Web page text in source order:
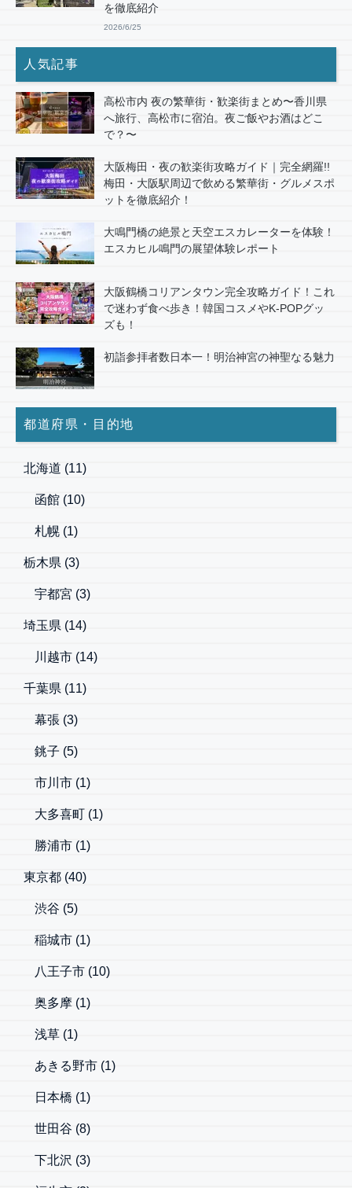
を徹底紹介
2026/6/25
人気記事
高松市内 夜の繁華街・歓楽街まとめ〜香川県
へ旅行、高松市に宿泊。夜ご飯やお酒はどこ
で？〜
大阪梅田・夜の歓楽街攻略ガイド｜完全網羅!!
梅田・大阪駅周辺で飲める繁華街・グルメスポ
ットを徹底紹介！
大鳴門橋の絶景と天空エスカレーターを体験！
エスカヒル鳴門の展望体験レポート
大阪鶴橋コリアンタウン完全攻略ガイド！これ
で迷わず食べ歩き！韓国コスメやK-POPグッ
ズも！
初詣参拝者数日本一！明治神宮の神聖なる魅力
都道府県・目的地
北海道 (11)
函館 (10)
札幌 (1)
栃木県 (3)
宇都宮 (3)
埼玉県 (14)
川越市 (14)
千葉県 (11)
幕張 (3)
銚子 (5)
市川市 (1)
大多喜町 (1)
勝浦市 (1)
東京都 (40)
渋谷 (5)
稲城市 (1)
八王子市 (10)
奥多摩 (1)
浅草 (1)
あきる野市 (1)
日本橋 (1)
世田谷 (8)
下北沢 (3)